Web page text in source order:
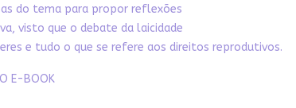
do tema para propor reflexões
visto que o debate da laicidade
e tudo o que se refere aos direitos reprodutivos.
O E-BOOK